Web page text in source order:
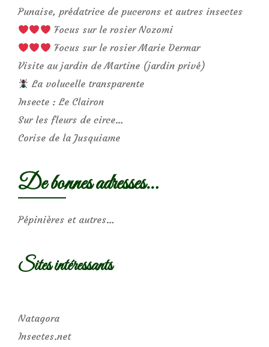
Punaise, prédatrice de pucerons et autres insectes
Focus sur le rosier Nozomi
Focus sur le rosier Marie Dermar
Visite au jardin de Martine (jardin privé)
La volucelle transparente
Insecte : Le Clairon
Sur les fleurs de circe…
Corise de la Jusquiame
De bonnes adresses…
Pépinières et autres…
Sites intéressants
Natagora
Insectes.net